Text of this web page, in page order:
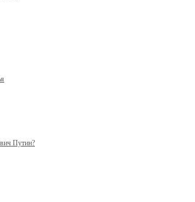
Путин?